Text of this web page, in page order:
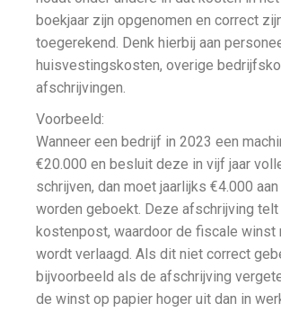
boekjaar zijn opgenomen en correct
toegerekend. Denk hierbij aan
huisvestingskosten, overige
afschrijvingen.
Voorbeeld:
Wanneer een bedrijf in 2023 een
€20.000 en besluit deze in vijf jaar
schrijven, dan moet jaarlijks €4.000
worden geboekt. Deze afschrijving
kostenpost, waardoor de fiscale winst
wordt verlaagd. Als dit niet correct
bijvoorbeeld als de afschrijving
de winst op papier hoger uit dan in